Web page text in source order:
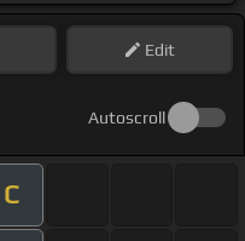
Edit
Autoscroll
C